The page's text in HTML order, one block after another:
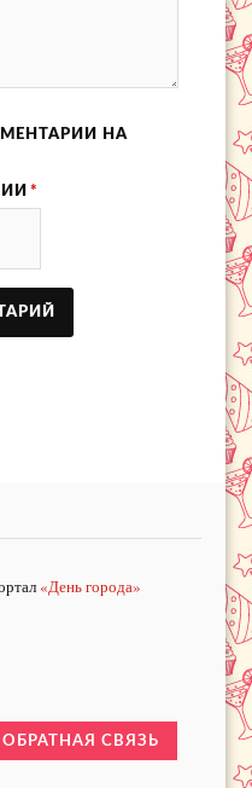
НА
*
«День города»
ОБРАТНАЯ СВЯЗЬ